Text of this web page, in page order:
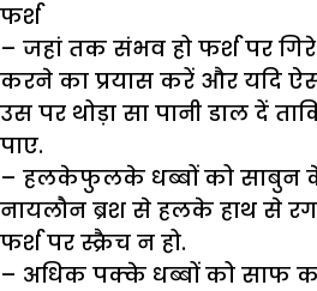
फर्श
– जहां तक संभव हो फर्श पर
करने का प्रयास करें और यदि
उस पर थोड़ा सा पानी डाल दें
पाए.
– हलकेफुलके धब्बों को साबुन
नायलौन ब्रश से हलके हाथ से
फर्श पर स्क्रैच न हो.
– अधिक पक्के धब्बों को साफ